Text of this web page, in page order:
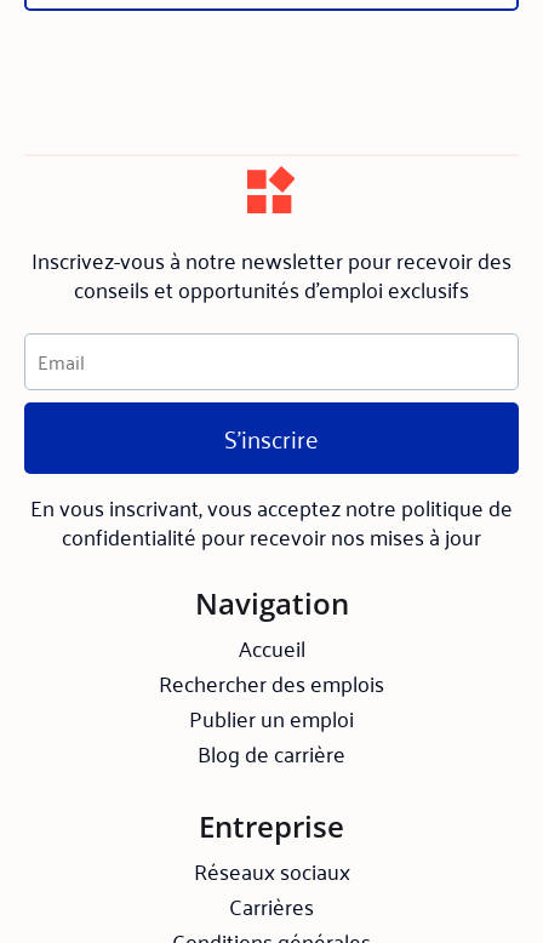
Inscrivez-vous à notre newsletter pour recevoir des
conseils et opportunités d'emploi exclusifs
S'inscrire
En vous inscrivant, vous acceptez notre politique de
confidentialité pour recevoir nos mises à jour
Navigation
Accueil
Rechercher des emplois
Publier un emploi
Blog de carrière
Entreprise
Réseaux sociaux
Carrières